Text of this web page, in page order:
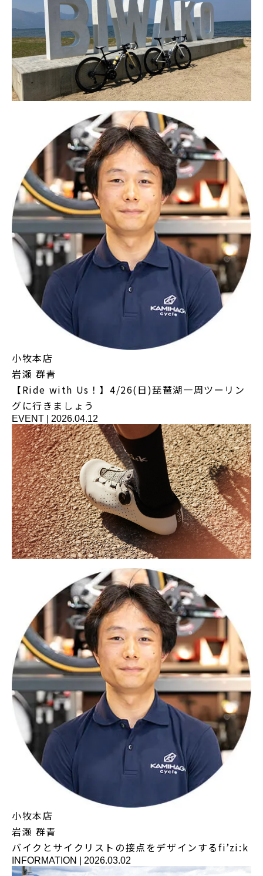
小牧本店
岩瀬 群青
【Ride with Us！】4/26(日)琵琶湖一周ツーリン
グに行きましょう
EVENT 2026.04.12
小牧本店
岩瀬 群青
バイクとサイクリストの接点をデザインするfi’zi:k
INFORMATION 2026.03.02